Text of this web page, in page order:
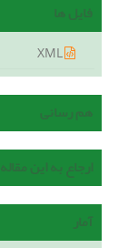
فایل ها
هم رسانی
ارجاع به این مقاله
آمار